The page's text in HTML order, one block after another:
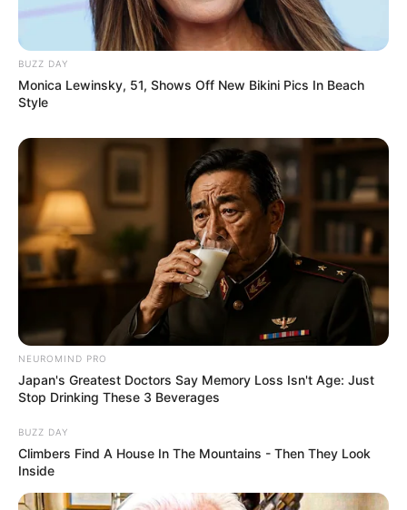
BUZZ DAY
Monica Lewinsky, 51, Shows Off New Bikini Pics In Beach
Style
NEUROMIND PRO
Japan's Greatest Doctors Say Memory Loss Isn't Age: Just
Stop Drinking These 3 Beverages
BUZZ DAY
Climbers Find A House In The Mountains - Then They Look
Inside